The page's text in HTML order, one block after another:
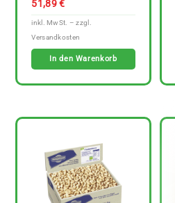
51,89€
In den Warenkorb